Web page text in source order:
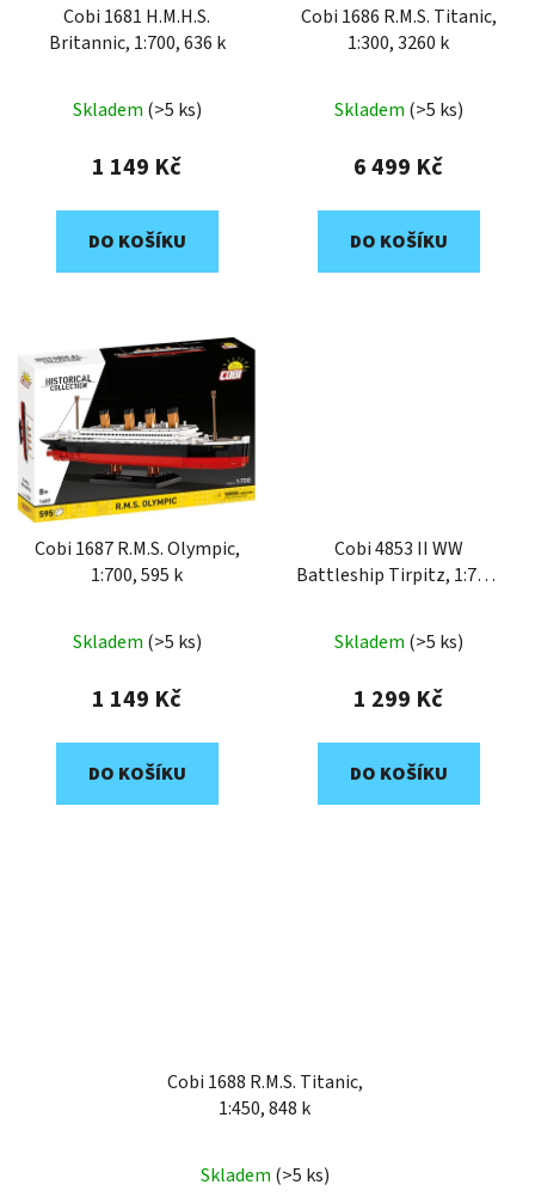
Cobi 1681 H.M.H.S.
Britannic, 1:700, 636 k
Skladem (>5 ks)
1 149 Kč
DO KOŠÍKU
Cobi 1686 R.M.S. Titanic,
1:300, 3260 k
Skladem (>5 ks)
6 499 Kč
DO KOŠÍKU
Cobi 1687 R.M.S. Olympic,
1:700, 595 k
Skladem (>5 ks)
1 149 Kč
DO KOŠÍKU
Cobi 4853 II WW
Battleship Tirpitz, 1:700,
Skladem (>5 ks)
1 299 Kč
DO KOŠÍKU
Cobi 1688 R.M.S. Titanic,
1:450, 848 k
Skladem (>5 ks)